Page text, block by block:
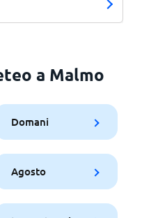
a Malmo
Domani
Agosto